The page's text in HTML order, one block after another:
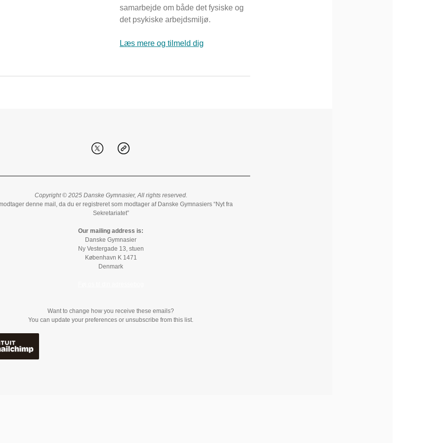
samarbejde om både det fysiske og
det psykiske arbejdsmiljø.
Læs mere og tilmeld dig
Copyright © 2025 Danske Gymnasier, All rights reserved.
denne mail, da du er registreret som modtager af Danske Gymnasiers “Nyt fra
Sekretariatet”
Our mailing address is:
Danske Gymnasier
Ny Vestergade 13, stuen
København K 1471
Denmark
Want to change how you receive these emails?
You can update your preferences or unsubscribe from this list.